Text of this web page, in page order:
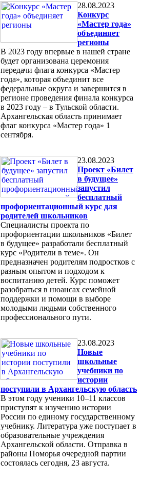
28.08.2023
Конкурс
«Мастер года»
объединяет
регионы
В 2023 году впервые в нашей стране
будет организована церемония
передачи флага конкурса «Мастер
года», которая объединит все
федеральные округа и завершится в
регионе проведения финала конкурса
в 2023 году – в Тульской области.
Архангельская область принимает
флаг конкурса «Мастер года» 1
сентября.
23.08.2023
Проект «Билет
в будущее»
запустил
бесплатный
профориентационный курс для
родителей школьников
Специалисты проекта по
профориентации школьников «Билет
в будущее» разработали бесплатный
курс «Родители в теме». Он
предназначен родителям подростков с
разным опытом и подходом к
воспитанию детей. Курс поможет
разобраться в нюансах семейной
поддержки и помощи в выборе
молодыми людьми собственного
профессионального пути.
23.08.2023
Новые
школьные
учебники по
истории
поступили в Архангельскую область
В этом году ученики 10–11 классов
приступят к изучению истории
России по единому государственному
учебнику. Литература уже поступает в
образовательные учреждения
Архангельской области. Отправка в
районы Поморья очередной партии
состоялась сегодня, 23 августа.